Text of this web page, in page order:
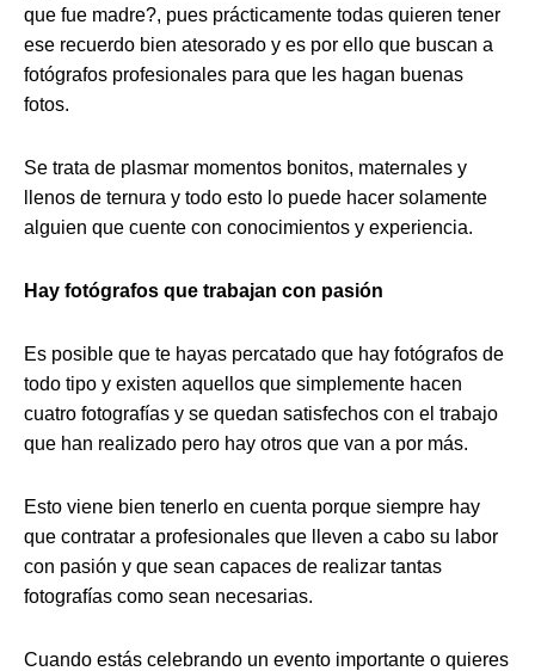
que fue madre?, pues prácticamente todas quieren tener
ese recuerdo bien atesorado y es por ello que buscan a
fotógrafos profesionales para que les hagan buenas
fotos.
Se trata de plasmar momentos bonitos, maternales y
llenos de ternura y todo esto lo puede hacer solamente
alguien que cuente con conocimientos y experiencia.
Hay fotógrafos que trabajan con pasión
Es posible que te hayas percatado que hay fotógrafos de
todo tipo y existen aquellos que simplemente hacen
cuatro fotografías y se quedan satisfechos con el trabajo
que han realizado pero hay otros que van a por más.
Esto viene bien tenerlo en cuenta porque siempre hay
que contratar a profesionales que lleven a cabo su labor
con pasión y que sean capaces de realizar tantas
fotografías como sean necesarias.
Cuando estás celebrando un evento importante o quieres